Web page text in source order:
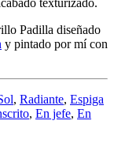
texturizado.
Padilla diseñado
y pintado por mí con
, Radiante, Espiga
, En jefe, En